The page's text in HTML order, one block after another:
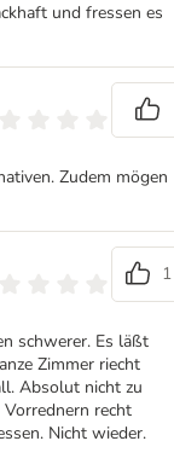
und fressen es
Zudem mögen
1
schwerer. Es läßt
Zimmer riecht
Absolut nicht zu
recht
Nicht wieder.